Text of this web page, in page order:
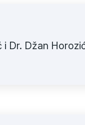
Dr. Džan